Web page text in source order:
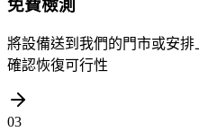
免費檢測
將設備送到我們的門市或安排
確認恢復可行性
03